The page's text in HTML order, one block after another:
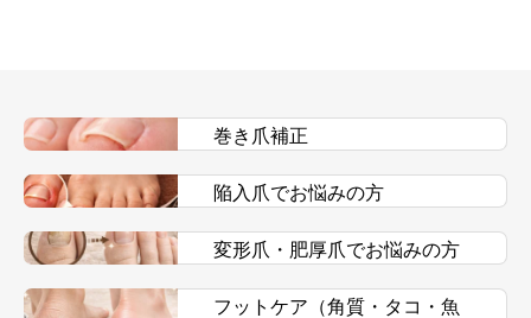
巻き爪補正
陥入爪でお悩みの方
変形爪・肥厚爪でお悩みの方
フットケア（角質・タコ・魚